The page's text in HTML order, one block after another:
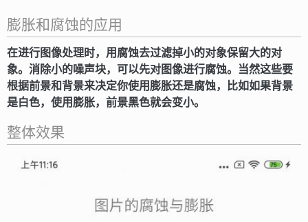
膨胀和腐蚀的应用
在进行图像处理时，用腐蚀去过滤掉小的对象保留大的对
象。消除小的噪声块，可以先对图像进行腐蚀。当然这些要
根据前景和背景来决定你使用膨胀还是腐蚀，比如如果背景
是白色，使用膨胀，前景黑色就会变小。
整体效果